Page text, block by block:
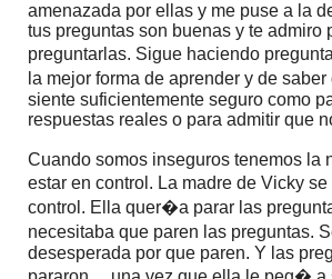
amenazada por ellas y me puse a la
tus preguntas son buenas y te admiro
preguntarlas. Sigue haciendo
la mejor forma de aprender y de
siente suficientemente seguro como
respuestas reales o para admitir que
Cuando somos inseguros tenemos la
estar en control. La madre de Vicky
control. Ella quer�a parar las
necesitaba que paren las preguntas.
desesperada por que paren. Y las